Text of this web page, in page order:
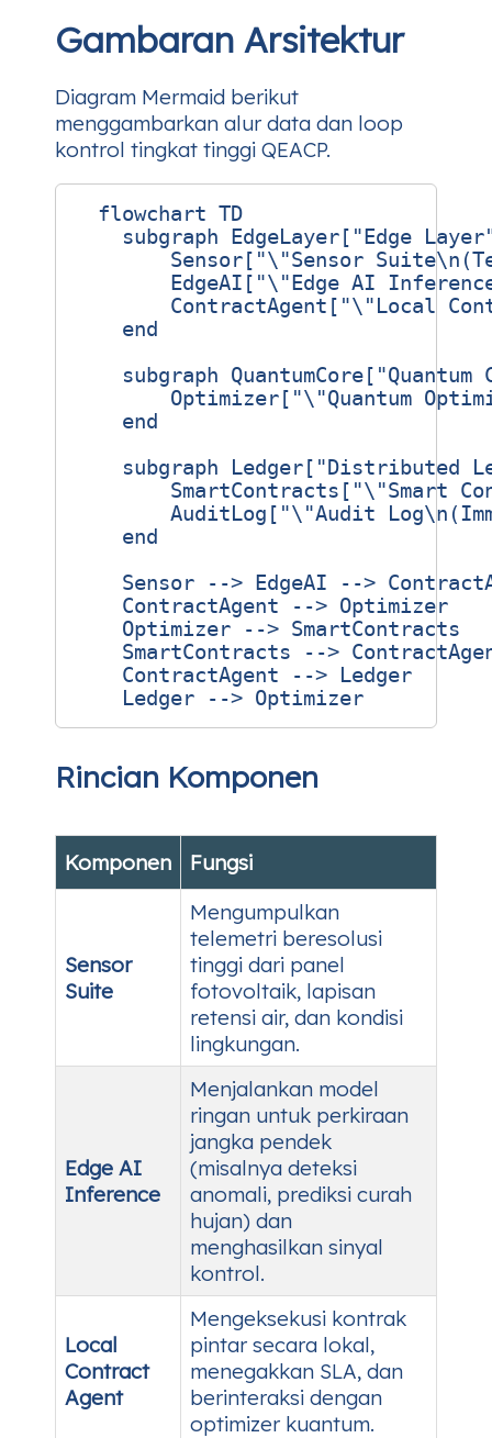
Gambaran Arsitektur
Diagram Mermaid berikut
menggambarkan alur data dan loop
kontrol tingkat tinggi QEACP.
  flowchart TD
subgraph EdgeLayer["Edge
Sensor["\"Sensor
EdgeAI["\"Edge AI
ContractAgent["\"Local
    end
subgraph QuantumCore["Quantum
Optimizer["\"Quantum
    end
subgraph Ledger["Distributed
SmartContracts["\"Smart
AuditLog["\"Audit
    end
Sensor --> EdgeAI -->
    ContractAgent --> Optimizer
    Optimizer --> SmartContracts
SmartContracts -->
    ContractAgent --> Ledger
Rincian Komponen
Komponen Fungsi
Sensor
Suite
Mengumpulkan
telemetri beresolusi
tinggi dari panel
fotovoltaik, lapisan
retensi air, dan kondisi
lingkungan.
Edge AI
Inference
Menjalankan model
ringan untuk perkiraan
jangka pendek
(misalnya deteksi
anomali, prediksi curah
hujan) dan
menghasilkan sinyal
kontrol.
Local
Contract
Agent
Mengeksekusi kontrak
pintar secara lokal,
menegakkan SLA, dan
berinteraksi dengan
optimizer kuantum.